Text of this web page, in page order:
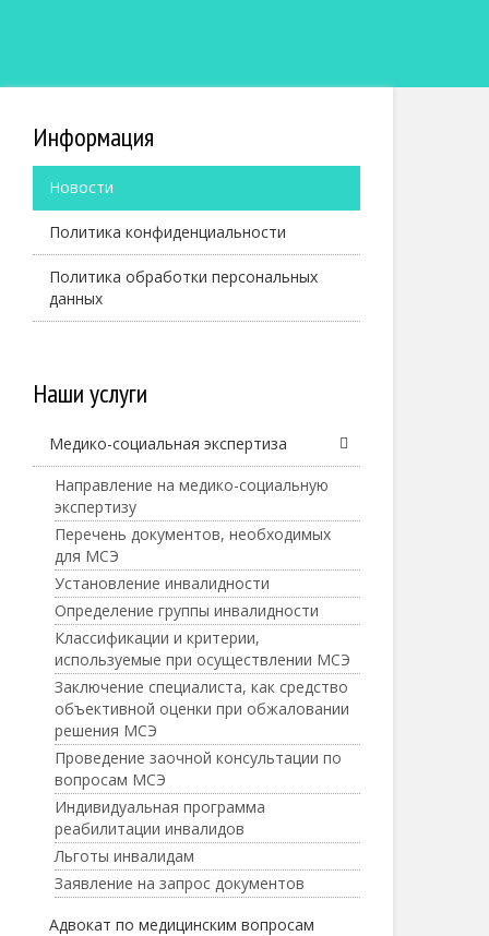
Информация
Новости
Политика конфиденциальности
Политика обработки персональных
данных
Наши услуги
Медико-социальная экспертиза
Направление на медико-социальную
экспертизу
Перечень документов, необходимых
для МСЭ
Установление инвалидности
Определение группы инвалидности
Классификации и критерии,
используемые при осуществлении МСЭ
Заключение специалиста, как средство
объективной оценки при обжаловании
решения МСЭ
Проведение заочной консультации по
вопросам МСЭ
Индивидуальная программа
реабилитации инвалидов
Льготы инвалидам
Заявление на запрос документов
Адвокат по медицинским вопросам